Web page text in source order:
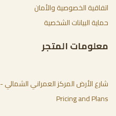
اتفاقية الخصوصية والأمان
حماية البيانات الشخصية
معلومات المتجر
شارع الأرض المركز العمراني الشمالي - 1080 تونس
Pricing and Plans